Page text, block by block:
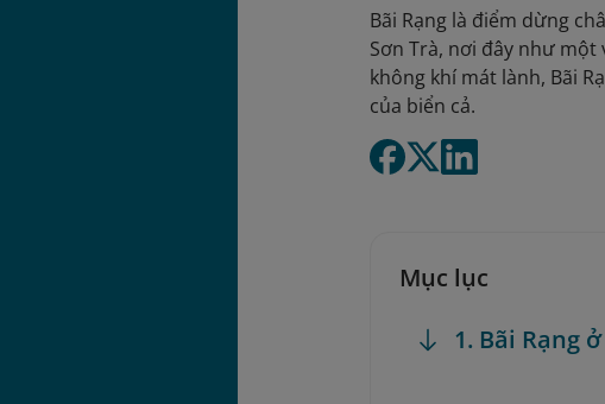
Bãi Rạng là điểm dừng
Sơn Trà, nơi đây như
không khí mát lành, Bãi
của biển cả.
Mục lục
1. Bãi Rạng